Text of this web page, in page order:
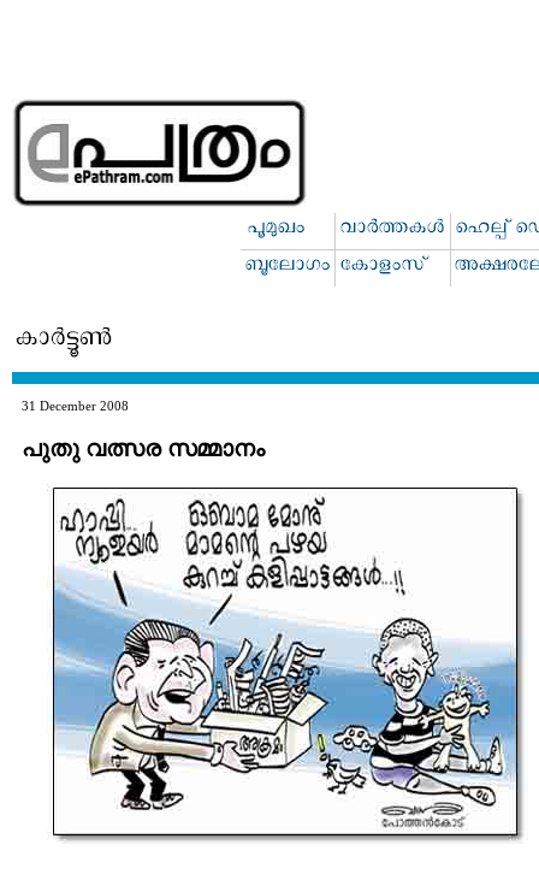
31 December 2008
പുതു വത്സര സമ്മാനം